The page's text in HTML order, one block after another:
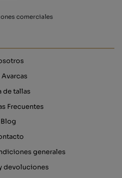
comerciales
Avarcas
de tallas
Frecuentes
Blog
generales
devoluciones